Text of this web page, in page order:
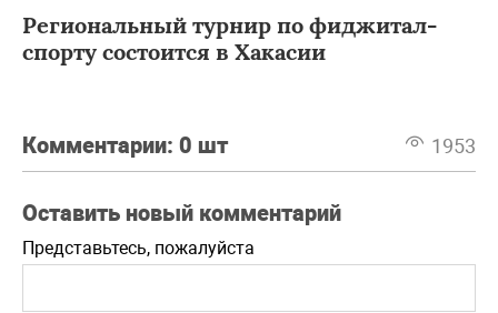
Региональный турнир по фиджитал-
спорту состоится в Хакасии
Комментарии: 0 шт 1953
Оставить новый комментарий
Представьтесь, пожалуйста